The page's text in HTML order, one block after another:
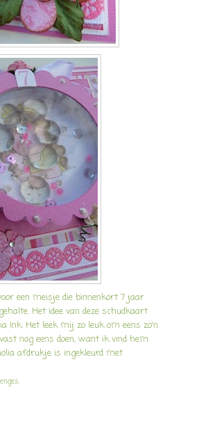
een meisje die binnenkort 7 jaar
Het idee van deze schudkaart
Ink. Het leek mij zo leuk om eens zo'n
nog eens doen, want ik vind hem
afdrukje is ingekleurd met